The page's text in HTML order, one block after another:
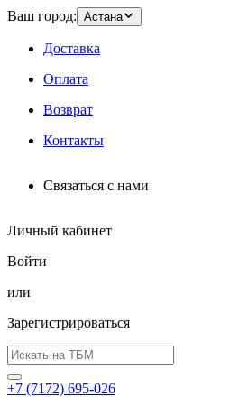
Ваш город: Астана
Доставка
Оплата
Возврат
Контакты
Связаться с нами
Личный кабинет
Войти
или
Зарегистрироваться
+7 (7172) 695-026